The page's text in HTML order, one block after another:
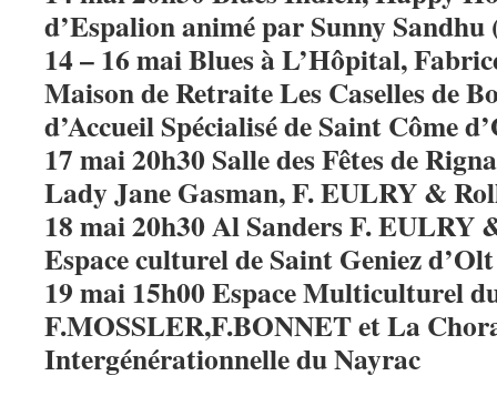
d’Espalion animé par Sunny
14 – 16 mai Blues à L’Hôpital,
Maison de Retraite Les Caselles de
d’Accueil Spécialisé de Saint Côme
17 mai 20h30 Salle des Fêtes de
Lady Jane Gasman, F. EULRY &
18 mai 20h30 Al Sanders F. EULRY
Espace culturel de Saint Geniez d’Olt
19 mai 15h00 Espace Multiculturel
F.MOSSLER,F.BONNET et La
Intergénérationnelle du Nayrac